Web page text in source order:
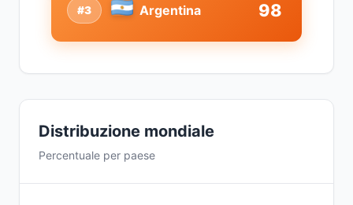
#3 Argentina 98
Distribuzione mondiale
Percentuale per paese